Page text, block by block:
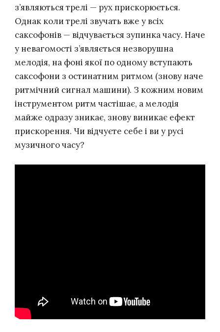
з’являються трелі — рух прискорюється.
Однак коли трелі звучать вже у всіх
саксофонів — відчувається зупинка часу. Наче
у невагомості з’являється незворушна
мелодія, на фоні якої по одному вступають
саксофони з остинатним ритмом (знову наче
ритмічний сигнал машини). З кожним новим
інструментом ритм частішає, а мелодія
майже одразу зникає, знову виникає ефект
прискорення. Чи відчуєте себе і ви у русі
музичного часу?